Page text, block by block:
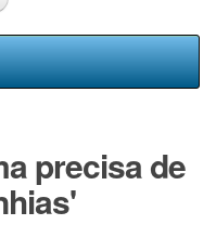
precisa de